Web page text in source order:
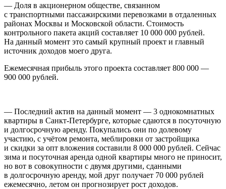
— Доля в акционерном обществе, связанном
с транспортными пассажирскими перевозками в отдаленных
районах Москвы и Московской области. Стоимость
контрольного пакета акций составляет 10 000 000 рублей.
На данный момент это самый крупный проект и главный
источник доходов моего друга.
Ежемесячная прибыль этого проекта составляет 800 000 —
900 000 рублей.
— Последний актив на данный момент — 3 однокомнатных
квартиры в Санкт-Петербурге, которые сдаются в посуточную
и долгосрочную аренду. Покупались они по долевому
участию, с учётом ремонта, меблировки от застройщика
и скидки за опт вложения составили 8 000 000 рублей. Сейчас
зима и посуточная аренда одной квартиры много не приносит,
но вот в совокупности с двумя другими, сданными
в долгосрочную аренду, мой друг получает 70 000 рублей
ежемесячно, летом он прогнозирует рост доходов.